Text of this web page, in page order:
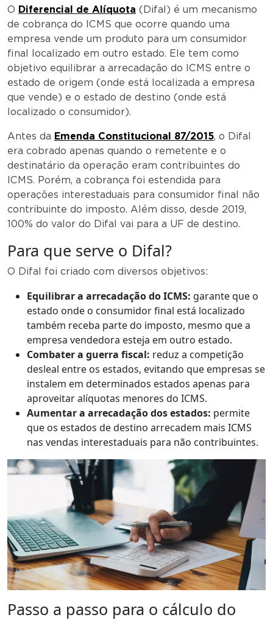
O Diferencial de Alíquota (Difal) é um mecanismo
de cobrança do ICMS que ocorre quando uma
empresa vende um produto para um consumidor
final localizado em outro estado. Ele tem como
objetivo equilibrar a arrecadação do ICMS entre o
estado de origem (onde está localizada a empresa
que vende) e o estado de destino (onde está
localizado o consumidor).
Antes da Emenda Constitucional 87/2015, o Difal
era cobrado apenas quando o remetente e o
destinatário da operação eram contribuintes do
ICMS. Porém, a cobrança foi estendida para
operações interestaduais para consumidor final não
contribuinte do imposto. Além disso, desde 2019,
100% do valor do Difal vai para a UF de destino.
Para que serve o Difal?
O Difal foi criado com diversos objetivos:
Equilibrar a arrecadação do ICMS: garante que o
estado onde o consumidor final está localizado
também receba parte do imposto, mesmo que a
empresa vendedora esteja em outro estado.
Combater a guerra fiscal: reduz a competição
desleal entre os estados, evitando que empresas se
instalem em determinados estados apenas para
aproveitar alíquotas menores do ICMS.
Aumentar a arrecadação dos estados: permite
que os estados de destino arrecadem mais ICMS
nas vendas interestaduais para não contribuintes.
Passo a passo para o cálculo do